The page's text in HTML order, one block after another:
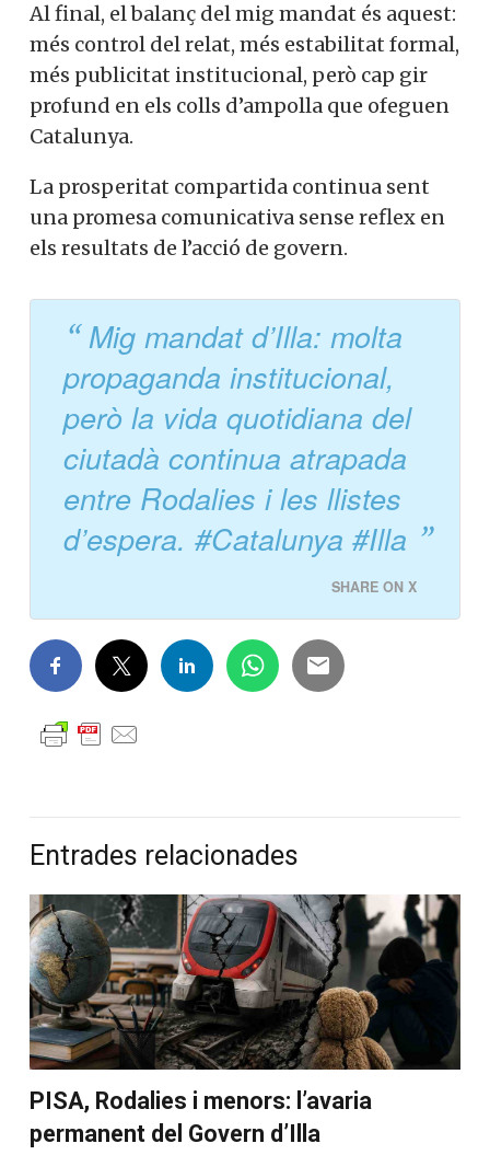
Al final, el balanç del mig mandat és aquest:
més control del relat, més estabilitat formal,
més publicitat institucional, però cap gir
profund en els colls d’ampolla que ofeguen
Catalunya.
La prosperitat compartida continua sent
una promesa comunicativa sense reflex en
els resultats de l’acció de govern.
Mig mandat d’Illa: molta
propaganda institucional,
però la vida quotidiana del
ciutadà continua atrapada
entre Rodalies i les llistes
d’espera. #Catalunya #Illa
SHARE ON X
Entrades relacionades
PISA, Rodalies i menors: l’avaria
permanent del Govern d’Illa